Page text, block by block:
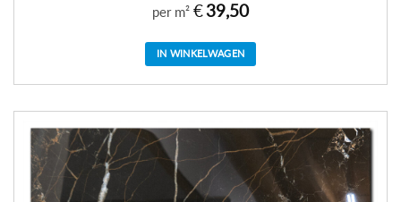
per m² €39,50
IN WINKELWAGEN